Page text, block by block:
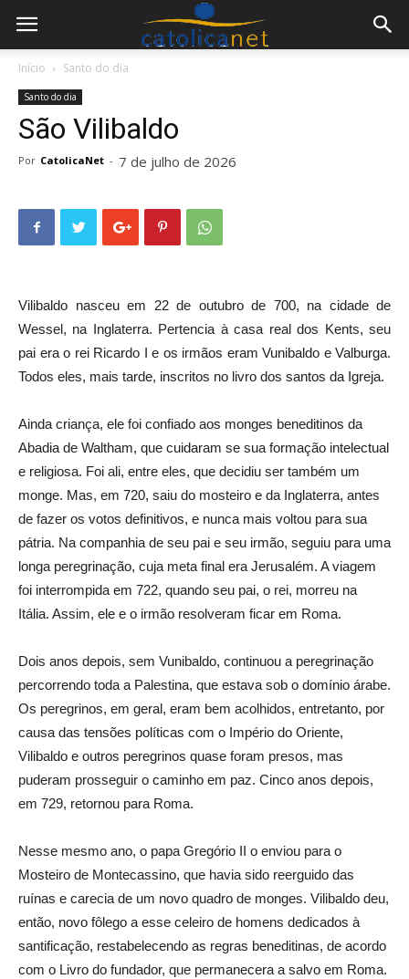
Início Santo do dia
Santo do dia
São Vilibaldo
Por CatolicaNet - 7 de julho de 2026
Vilibaldo nasceu em 22 de outubro de 700, na cidade de
Wessel, na Inglaterra. Pertencia à casa real dos Kents, seu
pai era o rei Ricardo I e os irmãos eram Vunibaldo e Valburga.
Todos eles, mais tarde, inscritos no livro dos santos da Igreja.
Ainda criança, ele foi confiado aos monges beneditinos da
Abadia de Waltham, que cuidaram se sua formação intelectual
e religiosa. Foi ali, entre eles, que decidiu ser também um
monge. Mas, em 720, saiu do mosteiro e da Inglaterra, antes
de fazer os votos definitivos, e nunca mais voltou para sua
pátria. Na companhia de seu pai e seu irmão, seguiu para uma
longa peregrinação, cuja meta final era Jerusalém. A viagem
foi interrompida em 722, quando seu pai, o rei, morreu na
Itália. Assim, ele e o irmão resolveram ficar em Roma.
Dois anos depois, sem Vunibaldo, continuou a peregrinação
percorrendo toda a Palestina, que estava sob o domínio árabe.
Os peregrinos, em geral, eram bem acolhidos, entretanto, por
causa das tensões políticas com o Império do Oriente,
Vilibaldo e outros peregrinos quase foram presos, mas
puderam prosseguir o caminho em paz. Cinco anos depois,
em 729, retornou para Roma.
Nesse mesmo ano, o papa Gregório II o enviou para o
Mosteiro de Montecassino, que havia sido reerguido das
ruínas e carecia de um novo quadro de monges. Vilibaldo deu,
então, novo fôlego a esse celeiro de homens dedicados à
santificação, restabelecendo as regras beneditinas, de acordo
com o Livro do fundador, que permanecera a salvo em Roma.